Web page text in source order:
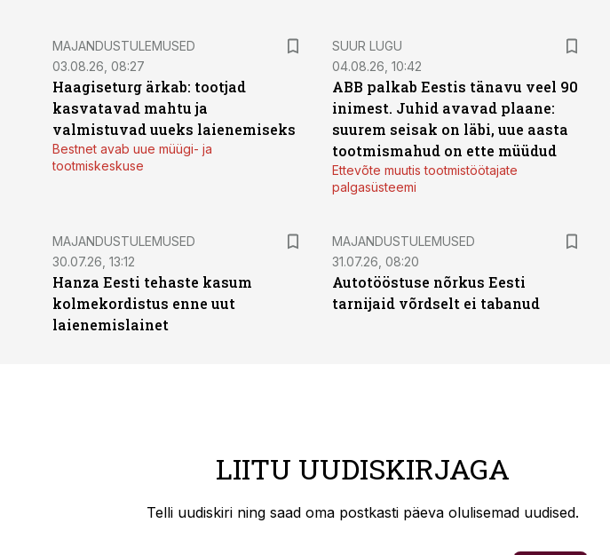
MAJANDUSTULEMUSED
03.08.26, 08:27
Haagiseturg ärkab: tootjad
kasvatavad mahtu ja
valmistuvad uueks laienemiseks
Bestnet avab uue müügi- ja
tootmiskeskuse
SUUR LUGU
04.08.26, 10:42
ABB palkab Eestis tänavu veel 90
inimest. Juhid avavad plaane:
suurem seisak on läbi, uue aasta
tootmismahud on ette müüdud
Ettevõte muutis tootmistöötajate
palgasüsteemi
MAJANDUSTULEMUSED
30.07.26, 13:12
Hanza Eesti tehaste kasum
kolmekordistus enne uut
laienemislainet
MAJANDUSTULEMUSED
31.07.26, 08:20
Autotööstuse nõrkus Eesti
tarnijaid võrdselt ei tabanud
LIITU UUDISKIRJAGA
Telli uudiskiri ning saad oma postkasti päeva olulisemad uudised.